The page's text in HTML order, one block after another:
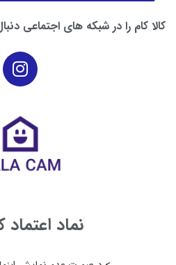
بازه توان دستگاه ۵۱ تا ۱۰۰ وات
کالا کام را در شبکه های اجتماعی
نماد اعتماد